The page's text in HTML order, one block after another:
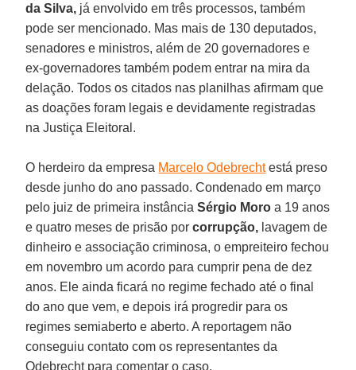
da Silva, já envolvido em três processos, também
pode ser mencionado. Mas mais de 130 deputados,
senadores e ministros, além de 20 governadores e
ex-governadores também podem entrar na mira da
delação. Todos os citados nas planilhas afirmam que
as doações foram legais e devidamente registradas
na Justiça Eleitoral.
O herdeiro da empresa Marcelo Odebrechtestá preso
desde junho do ano passado. Condenado em março
pelo juiz de primeira instânciaSérgio Moro a 19 anos
e quatro meses de prisão porcorrupção, lavagem de
dinheiro e associação criminosa, o empreiteiro fechou
em novembro um acordo para cumprir pena de dez
anos. Ele ainda ficará no regime fechado até o final
do ano que vem, e depois irá progredir para os
regimes semiaberto e aberto. A reportagem não
conseguiu contato com os representantes da
Odebrecht para comentar o caso.